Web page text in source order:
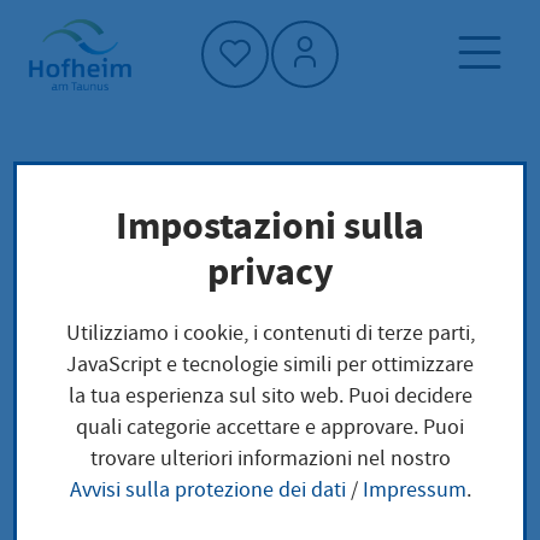
Home"
Pagina iniziale
Protezione del clima e ambiente
Foreste
Foreste
Impostazioni sulla
privacy
Utilizziamo i cookie, i contenuti di terze parti,
JavaScript e tecnologie simili per ottimizzare
la tua esperienza sul sito web. Puoi decidere
quali categorie accettare e approvare. Puoi
trovare ulteriori informazioni nel nostro
Avvisi sulla protezione dei dati/ Impressum.